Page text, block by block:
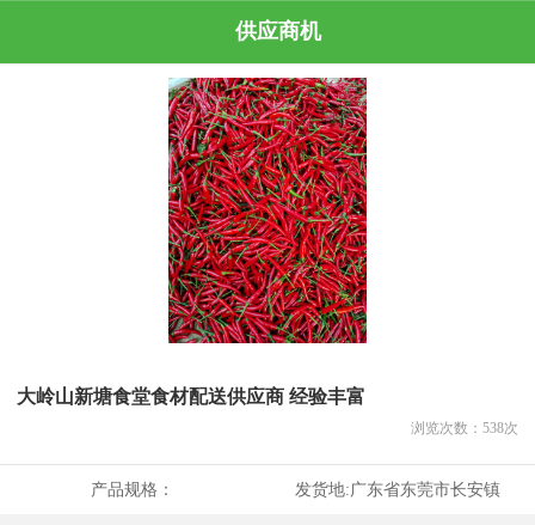
供应商机
大岭山新塘食堂食材配送供应商 经验丰富
浏览次数： 538次
产品规格： 发货地:广东省东莞市长安镇